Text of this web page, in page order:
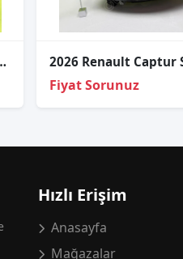
2020- 260105567R
Fiyat Sorunuz
Hızlı Erişim
Anasayfa
Mağazalar